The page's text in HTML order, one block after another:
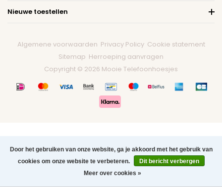
0
Nieuwe toestellen
Algemene voorwaarden Privacy Policy Cookie statement
Sitemap Herroeping aanvragen
Copyright © 2026 Mooie Telefoonhoesjes
Door het gebruiken van onze website, ga je akkoord met het gebruik van
cookies om onze website te verbeteren.
Dit bericht verbergen
Meer over cookies »